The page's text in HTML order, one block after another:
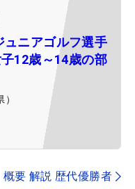
ニアゴルフ選手
12歳～14歳の部
概要 解説 歴代優勝者